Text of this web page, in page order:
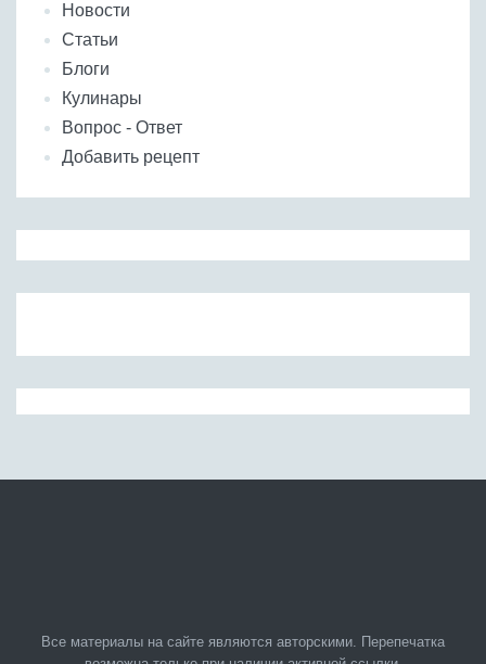
Новости
Статьи
Блоги
Кулинары
Вопрос - Ответ
Добавить рецепт
Все материалы на сайте являются авторскими. Перепечатка